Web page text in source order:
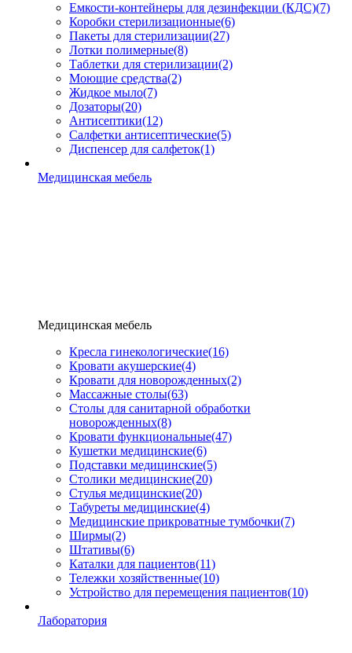
Емкости-контейнеры для дезинфекции (КДС)(7)
Коробки стерилизационные(6)
Пакеты для стерилизации(27)
Лотки полимерные(8)
Таблетки для стерилизации(2)
Моющие средства(2)
Жидкое мыло(7)
Дозаторы(20)
Антисептики(12)
Салфетки антисептические(5)
Диспенсер для салфеток(1)
Медицинская мебель
Медицинская мебель
Кресла гинекологические(16)
Кровати акушерские(4)
Кровати для новорожденных(2)
Массажные столы(63)
Столы для санитарной обработки
новорожденных(8)
Кровати функциональные(47)
Кушетки медицинские(6)
Подставки медицинские(5)
Столики медицинские(20)
Стулья медицинские(20)
Табуреты медицинские(4)
Медицинские прикроватные тумбочки(7)
Ширмы(2)
Штативы(6)
Каталки для пациентов(11)
Тележки хозяйственные(10)
Устройство для перемещения пациентов(10)
Лаборатория